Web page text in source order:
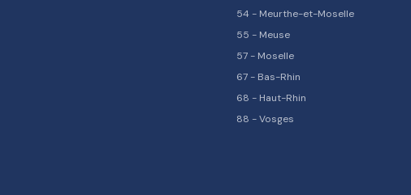
54 - Meurthe-et-Moselle
55 - Meuse
57 - Moselle
67 - Bas-Rhin
68 - Haut-Rhin
88 -Vosges